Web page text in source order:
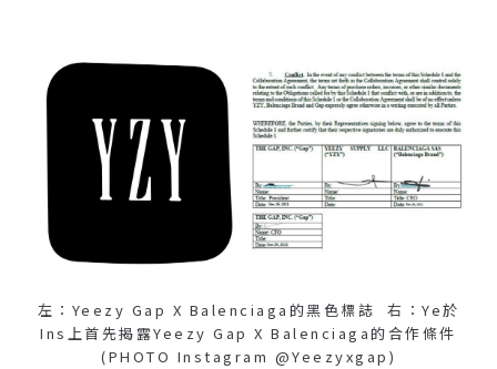
左：Yeezy Gap X Balenciaga的黑色標誌 右：Ye於
Ins上首先揭露Yeezy Gap X Balenciaga的合作條件
(PHOTO Instagram @yeezyxgap)